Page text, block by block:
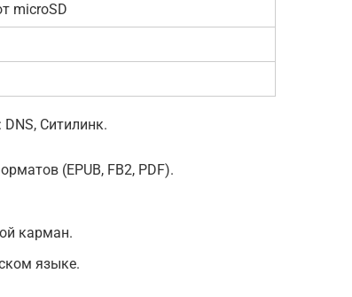
microSD
Ситилинк.
(EPUB, FB2, PDF).
карман.
языке.